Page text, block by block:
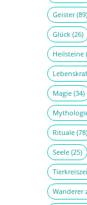
Geister(89)
Glück(26)
Heilsteine
Magie(34)
Rituale(78)
Seele(25)
Wanderer